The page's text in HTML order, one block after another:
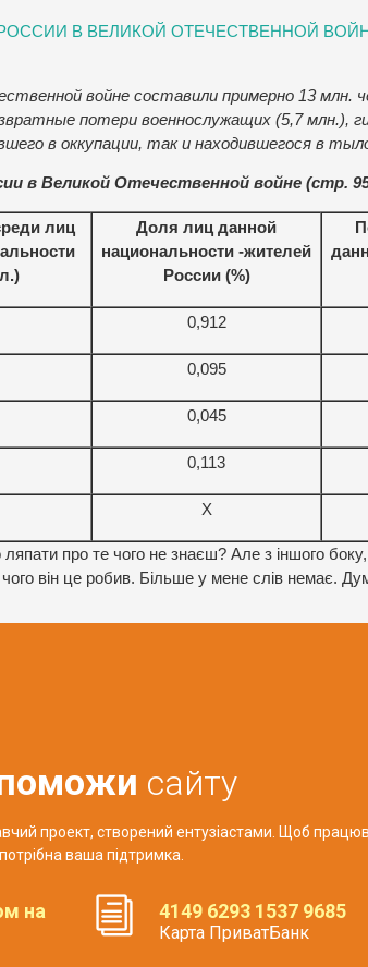
В ВЕЛИКОЙ ОТЕЧЕСТВЕННОЙ
войне составили примерно 13 млн.
потери военнослужащих (5,7 млн.),
в оккупации, так и находившегося в
в Великой Отечественной войне (стр.
лиц
Доля лиц данной
национальности -жителей
России (%)
0,912
0,095
0,045
0,113
X
про те чого не знаєш? Але з іншого
він це робив. Більше у мене слів немає.
сайту
проект, створений ентузіастами. Щоб
потрібна ваша підтримка.
на
4149 6293 1537 9685
Карта ПриватБанк